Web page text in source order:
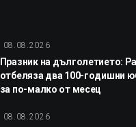
08.08.2026
Празник на дълголетието:
отбеляза два 100-годишни
за по-малко от месец
08.08.2026